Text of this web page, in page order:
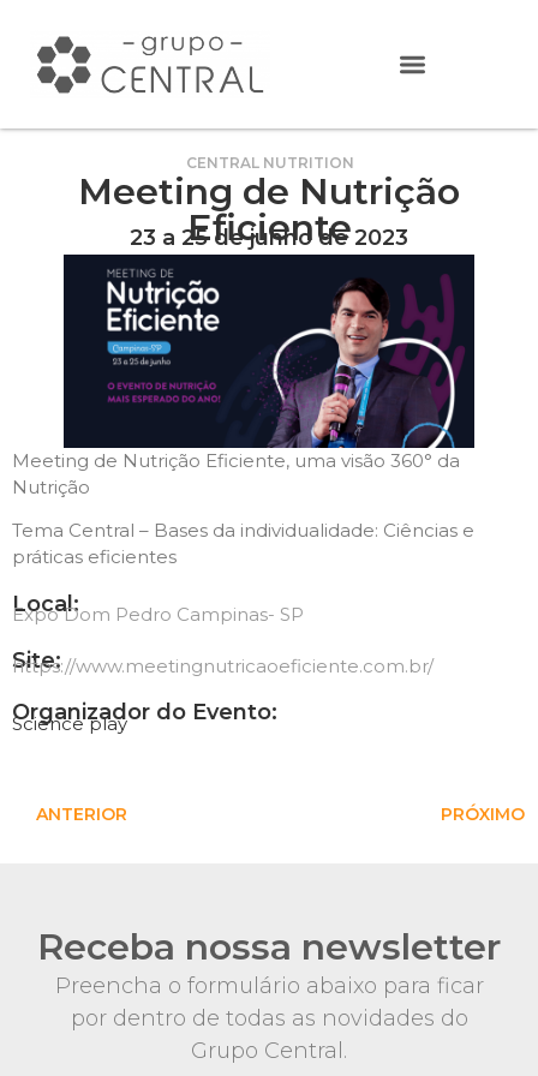
CENTRAL NUTRITION
Meeting de Nutrição
Eficiente
23 a 25 de junho de 2023
Meeting de Nutrição Eficiente, uma visão 360° da
Nutrição
Tema Central – Bases da individualidade: Ciências e
práticas eficientes
Local:
Expo Dom Pedro Campinas- SP
Site:
https://www.meetingnutricaoeficiente.com.br/
Organizador do Evento:
Science play
ANTERIOR PRÓXIMO
Receba nossa newsletter
Preencha o formulário abaixo para ficar
por dentro de todas as novidades do
Grupo Central.